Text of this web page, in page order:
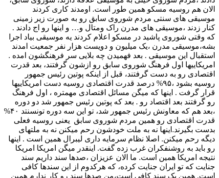
الان هم روسیه مسکو همین طور است. اومدند کاری کردند
موسیقی های سنتی مردم شوروی سابق رو به صورت زیر زمینی
کنار زدند ،موسیقی های مدرن راک ومتال و… و اینها رو اج دادند .
که وقتی شوروی پاشید در مسکو اعلام کردند یه موسیقی بیاد اجرا
بشه،موسیقی مدرن ،یک میلیون و دویست هزار نفر جمعیت امدند
استقبال این موسیقی . بعد فهمیدن چه بلایی سر فرهنگشون امده .
امریکاییها اول فرهنگ شوروی سابق رو ازشون گرفتند، بعد قدرت
اقتصادی رو به دست گرفتند، قبل از اینکه پوتین رئیس جمهور
روسیه بشود ،۹۵% درصد قدرت اقتصادی روسیه دست امریکاییها
قرار گرفت . اینها که میگن مسائل اقتصادی مهمتره ، اول فرهنگ
رو گرفتند بعد اقتصاد رو . بعد که پوتین رئیس جمهور شد دو دوره
،بعد هم که معاونش رئیس جمهور شد، تو این سه دوره تونسنتد ۴۰%
قدرت اقتصادی رو همین مردم شوروی سابق یعنی روسیه فعلی
بدست بگیرند.اینها نه به ملت خودشون رحم میکنن نه به ملتهای
دیگه رحم میکنن. اصلا نظام سرمایه داری لیبرال همین است . اینها
رو باید به روشنفکران غرب زده گفت. اینقدر میگن امریکا امریکا
نتیجه امریکا همین است. ما الان عزیزان ،صدها سند داریم سند
جنایت که تو ایران جنایت کرده، که هرکدوم از این سندها کافی
است. همین یک سند کافی است،من صدها سند رو کار ندارم همین